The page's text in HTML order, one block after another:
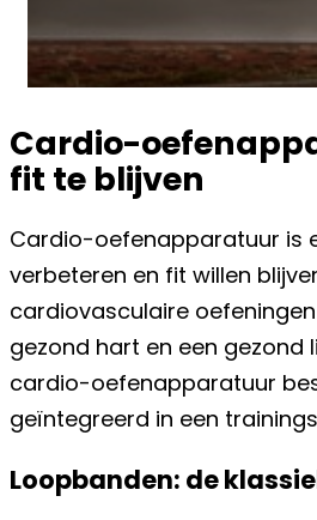
Cardio-
fit te blijven
Cardio-oefenapparatuur is
verbeteren en fit willen
cardiovasculaire
gezond hart en een gezond
cardio-oefenapparatuur
geïntegreerd in een
Loopbanden: de